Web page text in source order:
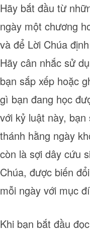
Hãy bắt đầu từ
ngày một chương
và để Lời Chúa
Hãy cân nhắc sử
bạn sắp xếp hoặc
gì bạn đang học
với kỷ luật này,
thánh hằng ngày
còn là sợi dây cứu
Chúa, được biến
mỗi ngày với mục
Khi bạn bắt đầu